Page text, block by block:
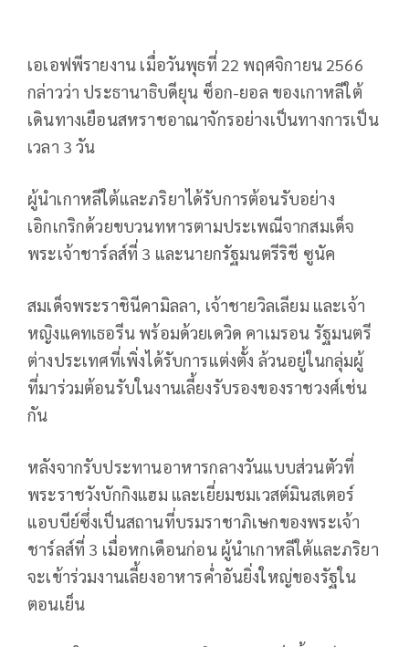
เอเอฟพีรายงาน เมื่อวันพุธที่ 22 พฤศจิกายน 2566
กล่าวว่า ประธานาธิบดียุน ซ็อก-ยอล ของเกาหลีใต้
เดินทางเยือนสหราชอาณาจักรอย่างเป็นทางการเป็น
เวลา 3 วัน
ผู้นำเกาหลีใต้และภริยาได้รับการต้อนรับอย่าง
เอิกเกริกด้วยขบวนทหารตามประเพณีจากสมเด็จ
พระเจ้าชาร์ลส์ที่ 3 และนายกรัฐมนตรีริชี ซูนัค
สมเด็จพระราชินีคามิลลา, เจ้าชายวิลเลียม และเจ้า
หญิงแคทเธอรีน พร้อมด้วยเดวิด คาเมรอน รัฐมนตรี
ต่างประเทศที่เพิ่งได้รับการแต่งตั้ง ล้วนอยู่ในกลุ่มผู้
ที่มาร่วมต้อนรับในงานเลี้ยงรับรองของราชวงศ์เช่น
กัน
หลังจากรับประทานอาหารกลางวันแบบส่วนตัวที่
พระราชวังบักกิงแฮม และเยี่ยมชมเวสต์มินสเตอร์
แอบบีย์ซึ่งเป็นสถานที่บรมราชาภิเษกของพระเจ้า
ชาร์ลส์ที่ 3 เมื่อหกเดือนก่อน ผู้นำเกาหลีใต้และภริยา
จะเข้าร่วมงานเลี้ยงอาหารค่ำอันยิ่งใหญ่ของรัฐใน
ตอนเย็น